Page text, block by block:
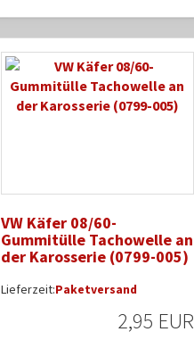
VW Käfer 08/60-
Gummitülle Tachowelle an
der Karosserie (0799-005)
Lieferzeit:Paketversand
2,95 EUR